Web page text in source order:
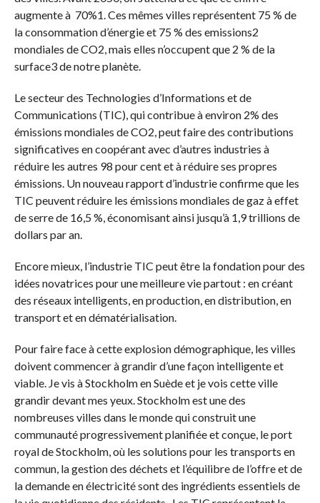
augmente à 70%1. Ces mêmes villes représentent 75 % de
la consommation d’énergie et 75 % des emissions2
mondiales de CO2, mais elles n’occupent que 2 % de la
surface3 de notre planète.
Le secteur des Technologies d’Informations et de
Communications (TIC), qui contribue à environ 2% des
émissions mondiales de CO2, peut faire des contributions
significatives en coopérant avec d’autres industries à
réduire les autres 98 pour cent et à réduire ses propres
émissions. Un nouveau rapport d’industrie confirme que les
TIC peuvent réduire les émissions mondiales de gaz à effet
de serre de 16,5 %, économisant ainsi jusqu’à 1,9 trillions de
dollars par an.
Encore mieux, l’industrie TIC peut être la fondation pour des
idées novatrices pour une meilleure vie partout : en créant
des réseaux intelligents, en production, en distribution, en
transport et en dématérialisation.
Pour faire face à cette explosion démographique, les villes
doivent commencer à grandir d’une façon intelligente et
viable. Je vis à Stockholm en Suède et je vois cette ville
grandir devant mes yeux. Stockholm est une des
nombreuses villes dans le monde qui construit une
communauté progressivement planifiée et conçue, le port
royal de Stockholm, où les solutions pour les transports en
commun, la gestion des déchets et l’équilibre de l’offre et de
la demande en électricité sont des ingrédients essentiels de